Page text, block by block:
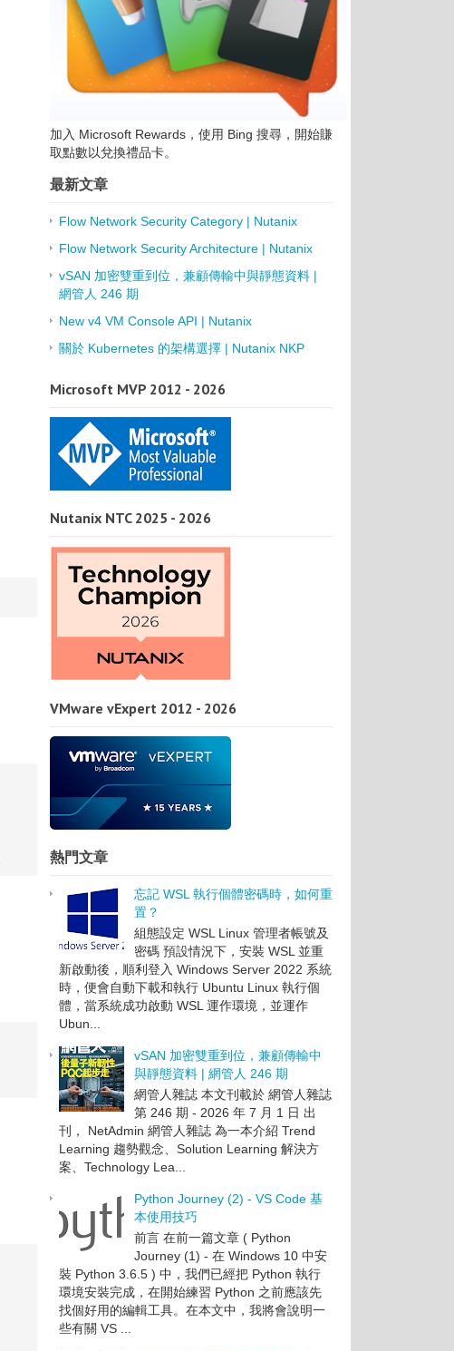
加入 Microsoft Rewards，使用 Bing 搜尋，開始賺
取點數以兌換禮品卡。
最新文章
Flow Network Security Category | Nutanix
Flow Network Security Architecture | Nutanix
vSAN 加密雙重到位，兼顧傳輸中與靜態資料 |
網管人 246 期
New v4 VM Console API | Nutanix
關於 Kubernetes 的架構選擇 | Nutanix NKP
Microsoft MVP 2012 - 2026
Nutanix NTC 2025 - 2026
VMware vExpert 2012 - 2026
熱門文章
忘記 WSL 執行個體密碼時，如何重
置？
組態設定 WSL Linux 管理者帳號及
密碼 預設情況下，安裝 WSL 並重
新啟動後，順利登入 Windows Server 2022 系統
時，便會自動下載和執行 Ubuntu Linux 執行個
體，當系統成功啟動 WSL 運作環境，並運作
Ubun...
vSAN 加密雙重到位，兼顧傳輸中
與靜態資料 | 網管人 246 期
網管人雜誌 本文刊載於 網管人雜誌
第 246 期 - 2026 年 7 月 1 日 出
刊， NetAdmin 網管人雜誌 為一本介紹 Trend
Learning 趨勢觀念、Solution Learning 解決方
案、Technology Lea...
Python Journey (2) - VS Code 基
本使用技巧
前言 在前一篇文章 ( Python
Journey (1) - 在 Windows 10 中安
裝 Python 3.6.5 ) 中，我們已經把 Python 執行
環境安裝完成，在開始練習 Python 之前應該先
找個好用的編輯工具。在本文中，我將會說明一
些有關 VS ...